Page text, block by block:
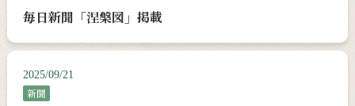
毎日新聞「涅槃図」掲載
2025/09/21
新聞